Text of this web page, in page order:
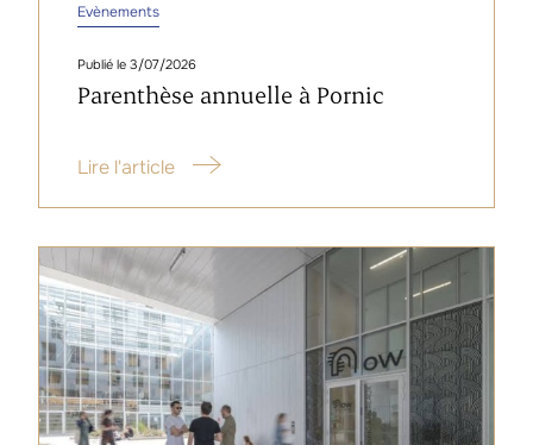
Evènements
3/07/2026
Parenthèse annuelle à Pornic
Lire l'article